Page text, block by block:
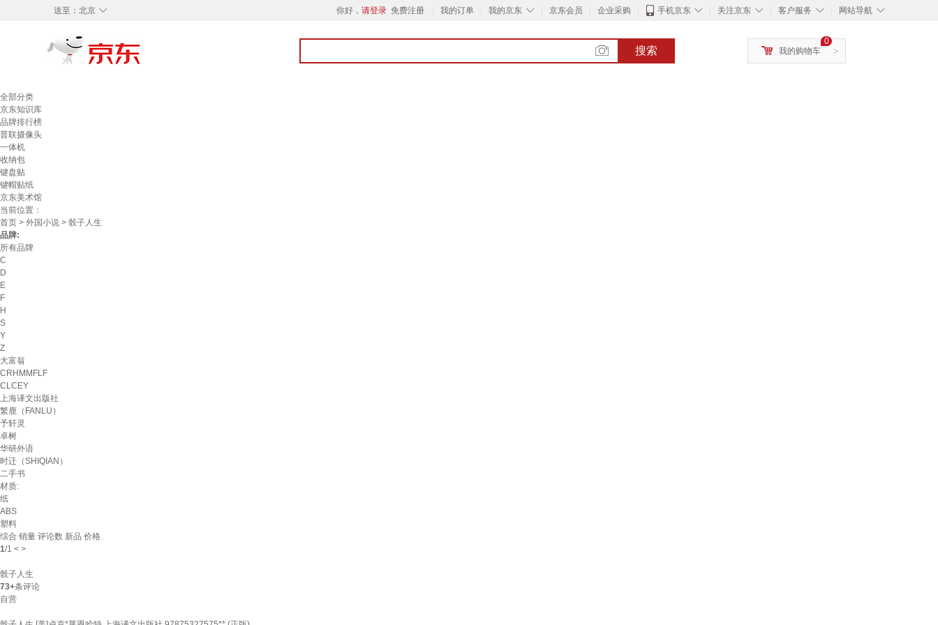
◇
送至： 北京 你好， 请登录 免费注册 我的订单 ◇
我的京东 京东会员 企业采购 ◇
手机京东 ◇
关注京东 ◇
客户服务 ◇
网站导航
搜索 >
0
我的购物车
全部分类
京东知识库
品牌排行榜
普联摄像头
一体机
收纳包
键盘贴
键帽贴纸
京东美术馆
当前位置：
首页 > 外国小说 > 骰子人生
品牌:
所有品牌
C
D
E
F
H
S
Y
Z
大富翁
CRHMMFLF
CLCEY
上海译文出版社
繁鹿（FANLU）
予轩灵
卓树
华研外语
时迁（SHIQIAN）
二手书
材质:
纸
ABS
塑料
综合 销量 评论数 新品 价格
1/1 < >
骰子人生
73+条评论
自营